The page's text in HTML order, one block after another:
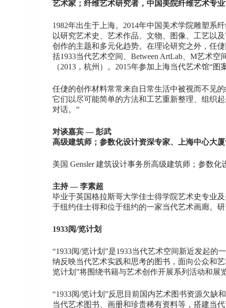
艺术家；纤维艺术研究者，中国美院纤维艺术专
1982年出生于上海。2014年中国美术学院雕塑系
以研究艺术史、艺术作品、文物、图像、工艺以
创作的主题和多元化趋势。在理论研究之外，任
括1933当代艺术空间、Between ArtLab、M艺术
（2013，杭州）。2015年参加上海当代艺术馆“图
任倢的创作材料常常来自日常生活中被视而不见
它们以尽可能简单的方法和工艺重新整理、组织
对话。”
对谈嘉宾 — 彭武
高级建筑师；参数化设计资深专家、上海中心大
美国 Gensler 建筑设计事务所高级建筑师；参数
主持 — 李素超
毕业于英国格拉斯哥大学佳士得学院艺术史专业
于纽约佳士得和位于纽约的一家当代艺术画廊。
1933阅/览计划
“1933阅/览计划”是1933当代艺术空间新近发起
纳反映当代艺术实践和思考的图书，面向公众和
览计划”将围绕书籍与艺术创作开展系列活动和展
“1933阅/览计划”反思目前国内艺术图书资源欠
当代艺术图书、画册和珍贵稀有资料等，搭建当